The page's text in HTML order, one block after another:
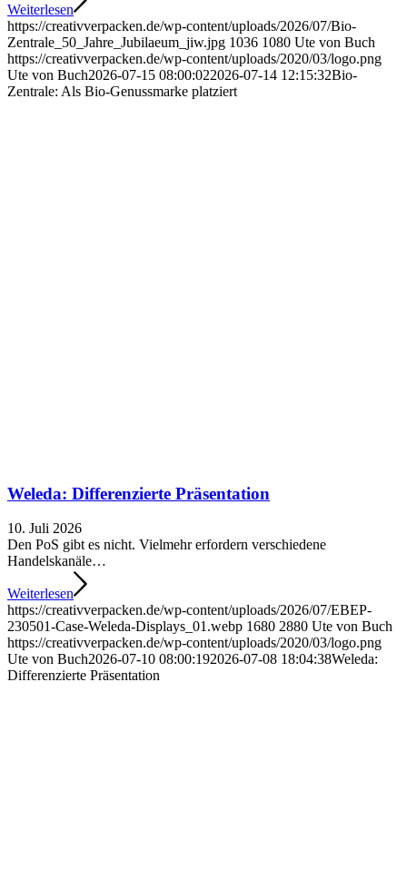
Weiterlesen
https://creativverpacken.de/wp-content/uploads/2026/07/Bio-
Zentrale_50_Jahre_Jubilaeum_jiw.jpg 1036 1080 Ute von Buch
https://creativverpacken.de/wp-content/uploads/2020/03/logo.png
Ute von Buch2026-07-15 08:00:022026-07-14 12:15:32Bio-
Zentrale: Als Bio-Genussmarke platziert
Weleda: Differenzierte Präsentation
10. Juli 2026
Den PoS gibt es nicht. Vielmehr erfordern verschiedene
Handelskanäle…
Weiterlesen
https://creativverpacken.de/wp-content/uploads/2026/07/EBEP-
230501-Case-Weleda-Displays_01.webp 1680 2880 Ute von Buch
https://creativverpacken.de/wp-content/uploads/2020/03/logo.png
Ute von Buch2026-07-10 08:00:192026-07-08 18:04:38Weleda:
Differenzierte Präsentation